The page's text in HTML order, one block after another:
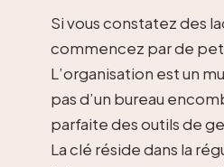
Si vous constatez des
commencez par de
L’organisation est un
pas d’un bureau
parfaite des outils de
La clé réside dans la